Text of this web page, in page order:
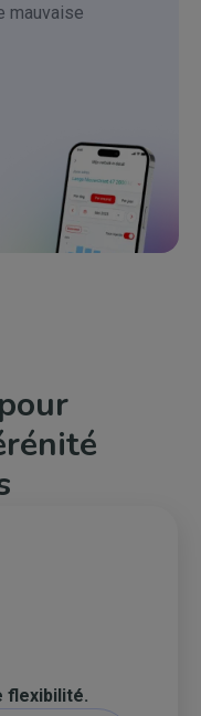
mauvaise
flexibilité.